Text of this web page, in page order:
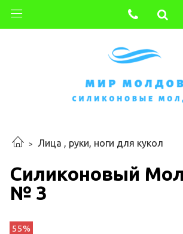
Лица , руки, ноги для кукол
Силиконовый
№ 3
55%